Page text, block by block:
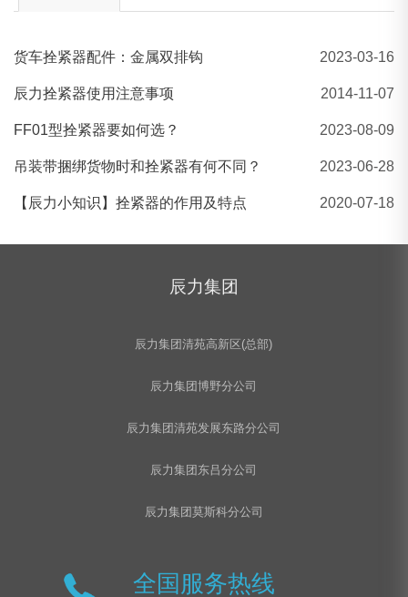
80吨柔性涤纶吊装带生产现场
货车拴紧器配件：金属双排钩 2023-03-16
辰力拴紧器使用注意事项 2014-11-07
FF01型拴紧器要如何选？ 2023-08-09
吊装带捆绑货物时和拴紧器有何不同？ 2023-06-28
【辰力小知识】拴紧器的作用及特点 2020-07-18
辰力集团
辰力集团清苑高新区(总部)
辰力集团博野分公司
辰力集团清苑发展东路分公司
辰力集团东吕分公司
辰力集团莫斯科分公司
全国服务热线